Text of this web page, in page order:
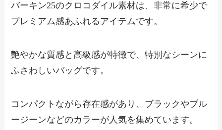
バーキン25のクロコダイル素材は、非常に希少で
プレミアム感あふれるアイテムです。
艶やかな質感と高級感が特徴で、特別なシーンに
ふさわしいバッグです。
コンパクトながら存在感があり、ブラックやブル
ージーンなどのカラーが人気を集めています。